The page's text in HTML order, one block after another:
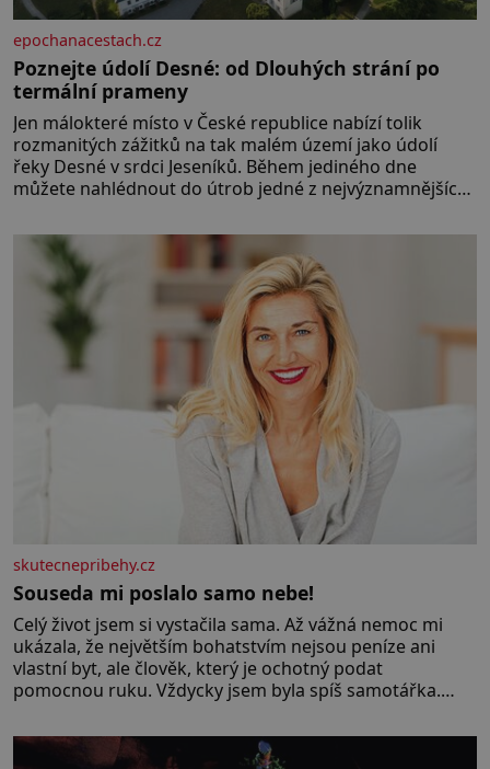
epochanacestach.cz
Poznejte údolí Desné: od Dlouhých strání po
termální prameny
Jen málokteré místo v České republice nabízí tolik
rozmanitých zážitků na tak malém území jako údolí
řeky Desné v srdci Jeseníků. Během jediného dne
můžete nahlédnout do útrob jedné z nejvýznamnějších
hřebeny, projet se na koloběžce a den zakončit
poznáváním památek ve Velkých Losinách nebo v
termálním
skutecnepribehy.cz
Souseda mi poslalo samo nebe!
Celý život jsem si vystačila sama. Až vážná nemoc mi
ukázala, že největším bohatstvím nejsou peníze ani
vlastní byt, ale člověk, který je ochotný podat
pomocnou ruku. Vždycky jsem byla spíš samotářka.
partnera. Stačily mi knihy, práce a hlavně klid. Hned po
studiích jsem odešla z rodného města,